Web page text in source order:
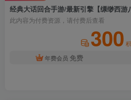
此内容为付费资源，请付费后查看
300
年费会员 免费